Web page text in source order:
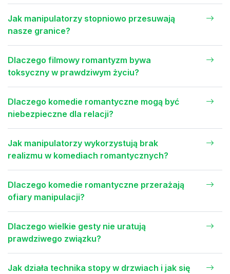
Jak manipulatorzy stopniowo przesuwają
nasze granice?
Dlaczego filmowy romantyzm bywa
toksyczny w prawdziwym życiu?
Dlaczego komedie romantyczne mogą być
niebezpieczne dla relacji?
Jak manipulatorzy wykorzystują brak
realizmu w komediach romantycznych?
Dlaczego komedie romantyczne przerażają
ofiary manipulacji?
Dlaczego wielkie gesty nie uratują
prawdziwego związku?
Jak działa technika stopy w drzwiach i jak się